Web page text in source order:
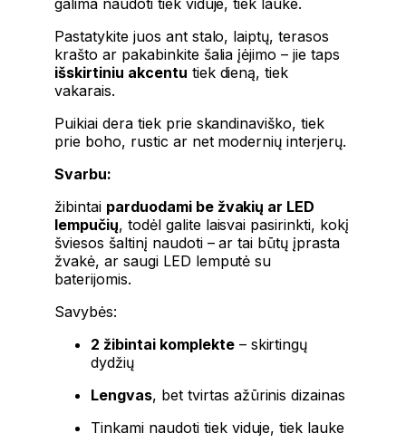
galima naudoti tiek viduje, tiek lauke.
Pastatykite juos ant stalo, laiptų, terasos
krašto ar pakabinkite šalia įėjimo – jie taps
išskirtiniu akcentu tiek dieną, tiek
vakarais.
Puikiai dera tiek prie skandinaviško, tiek
prie boho, rustic ar net modernių interjerų.
Svarbu:
žibintai parduodami be žvakių ar LED
lempučių, todėl galite laisvai pasirinkti, kokį
šviesos šaltinį naudoti – ar tai būtų įprasta
žvakė, ar saugi LED lemputė su
baterijomis.
Savybės:
2 žibintai komplekte– skirtingų
dydžių
Lengvas, bet tvirtas ažūrinis dizainas
Tinkami naudoti tiek viduje, tiek lauke